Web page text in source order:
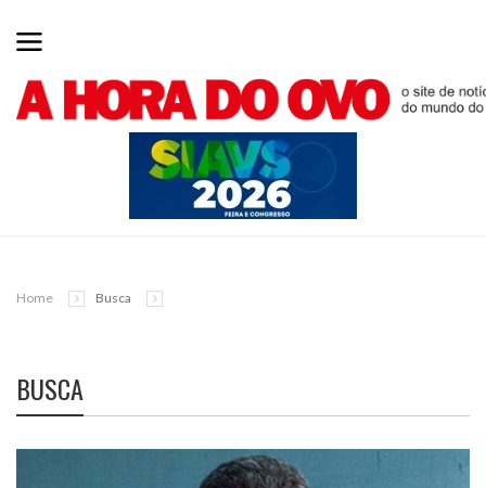
Home Busca
BUSCA